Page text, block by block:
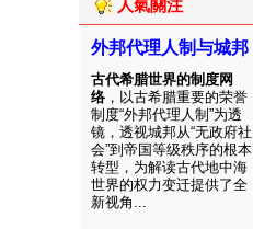
人氣關注
外邦代理人制与城邦
古代希腊世界的制度网
络 ，以古希腊重要的荣誉
制度“外邦代理人制”为透
镜，透视城邦从“无政府社
会”到帝国等级秩序的根本
转型，为解读古代地中海
世界的权力变迁提供了全
新视角...